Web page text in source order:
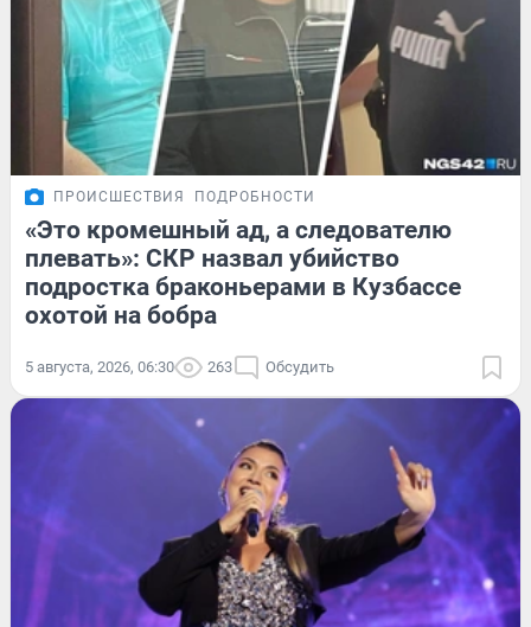
ПРОИСШЕСТВИЯ ПОДРОБНОСТИ
«Это кромешный ад, а следователю
плевать»: СКР назвал убийство
подростка браконьерами в Кузбассе
охотой на бобра
5 августа, 2026, 06:30 263 Обсудить